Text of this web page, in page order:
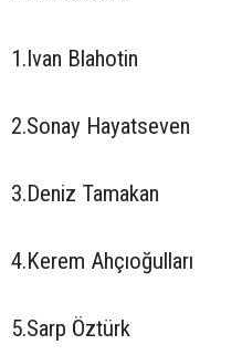
1.Ivan Blahotin
2.Sonay Hayatseven
3.Deniz Tamakan
4.Kerem Ahçıoğulları
5.Sarp Öztürk